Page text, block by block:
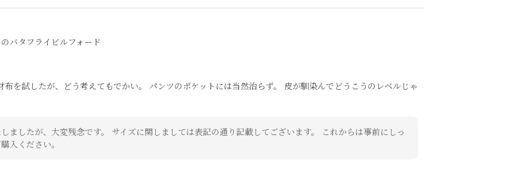
バタフライビルフォード
を試したが、どう考えてもでかい。 パンツのポケットには当然治らず。 皮が馴染んでどうこうのレベルじゃ
ましたが、大変残念です。 サイズに関しましては表記の通り記載してございます。 これからは事前にしっ
入ください。